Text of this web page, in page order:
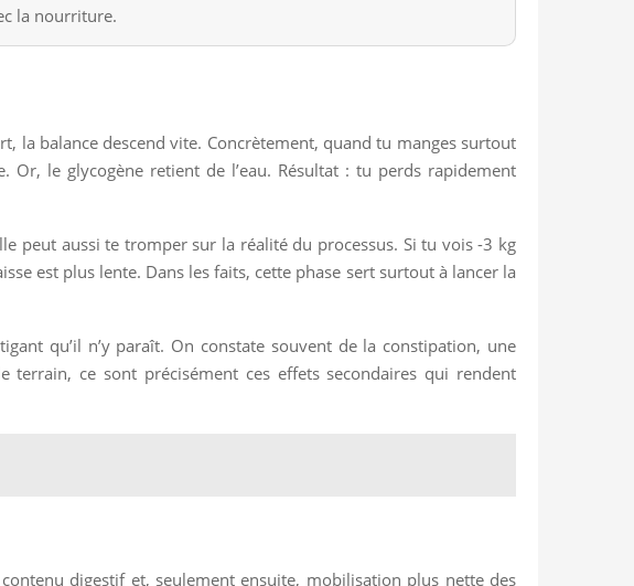
la nourriture.
la balance descend vite. Concrètement, quand tu manges surtout
le glycogène retient de l’eau. Résultat : tu perds rapidement
peut aussi te tromper sur la réalité du processus. Si tu vois -3 kg
est plus lente. Dans les faits, cette phase sert surtout à lancer la
qu’il n’y paraît. On constate souvent de la constipation, une
terrain, ce sont précisément ces effets secondaires qui rendent
digestif et, seulement ensuite, mobilisation plus nette des